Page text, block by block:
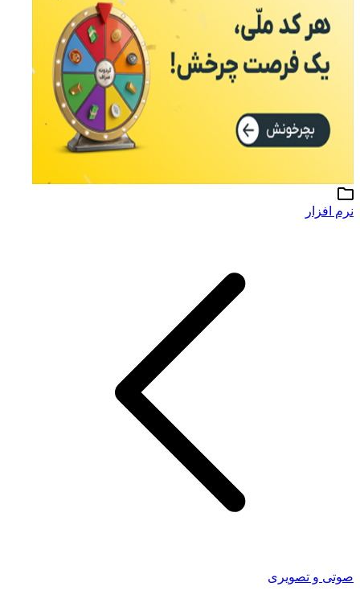
نرم افزار
صوتی و تصویری